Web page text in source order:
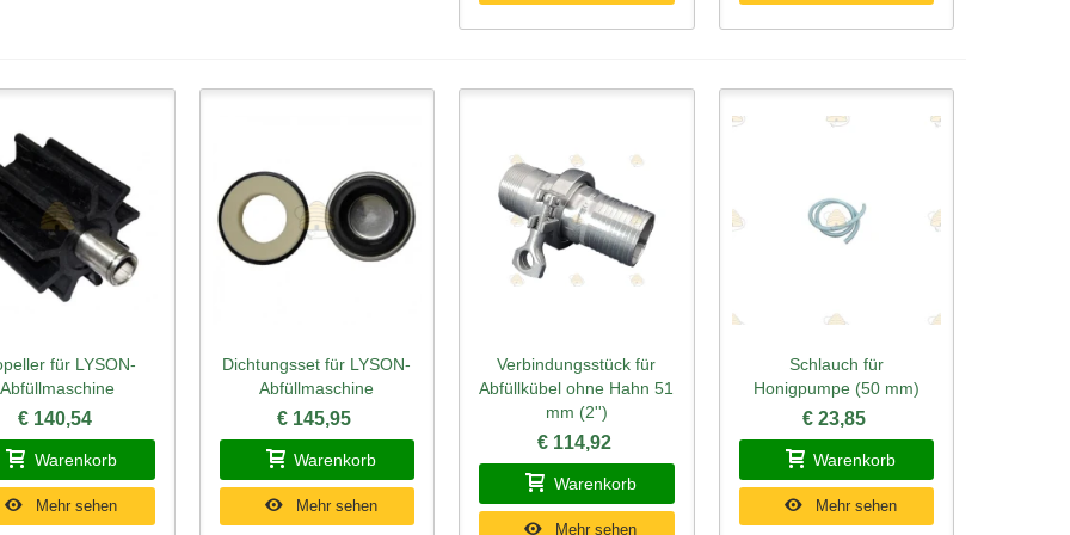
für LYSON-
Abfüllmaschine
€ 140,54
Warenkorb
Mehr sehen
Schnellansicht
Dichtungsset für LYSON-
Abfüllmaschine
€ 145,95
Warenkorb
Mehr sehen
Schnellansicht
Verbindungsstück für
Abfüllkübel ohne Hahn 51
mm (2'')
€ 114,92
Warenkorb
Mehr sehen
Schnellansicht
Schlauch für
Honigpumpe (50 mm)
€ 23,85
Warenkorb
Mehr sehen